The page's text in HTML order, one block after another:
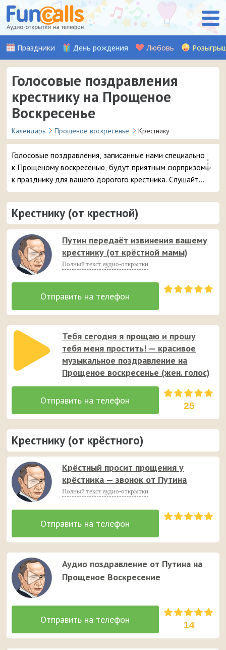
Праздники День рождения Любовь
Голосовые поздравления
крестнику на Прощеное
Воскресенье
Календарь Прощеное воскресенье Крестнику
⇣
Голосовые поздравления, записанные нами специально
к Прощеному воскресенью, будут приятным сюрпризом
к празднику для вашего дорогого крестника. Слушайте,
выбирайте и отправляйте понравившуюся аудио-
открытку с извинениями и словами о прощении на
смартфон.
Крестнику (от крестной)
Путин передаёт извинения вашему
крестнику (от крёстной мамы)
Полный текст аудио-открытки
Тебя сегодня я прощаю и прошу
тебя меня простить! — красивое
музыкальное поздравление на
Прощеное воскресенье (жен. голос)
25
Крестнику (от крёстного)
Крёстный просит прощения у
крёстника — звонок от Путина
Полный текст аудио-открытки
Аудио поздравление от Путина на
Прощеное Воскресение
14